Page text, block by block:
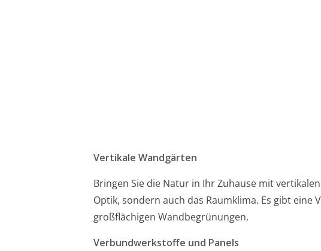
Vertikale Wandgärten
Bringen Sie die Natur in Ihr Zuhause mit
Optik, sondern auch das Raumklima. Es gibt eine
großflächigen Wandbegrünungen.
Verbundwerkstoffe und Panels